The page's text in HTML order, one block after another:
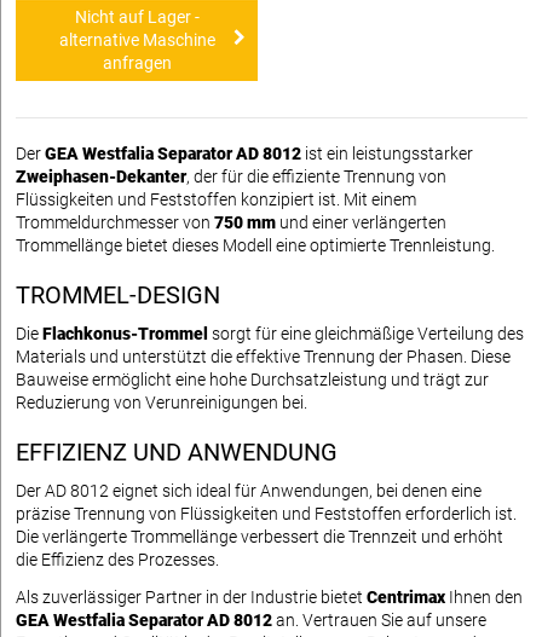
Nicht auf Lager -
alternative Maschine
anfragen
DerGEA Westfalia Separator AD 8012 ist ein leistungsstarker
Zweiphasen-Dekanter, der für die effiziente Trennung von
Flüssigkeiten und Feststoffen konzipiert ist. Mit einem
Trommeldurchmesser von 750 mm und einer verlängerten
Trommellänge bietet dieses Modell eine optimierte Trennleistung.
TROMMEL-DESIGN
DieFlachkonus-Trommel sorgt für eine gleichmäßige Verteilung des
Materials und unterstützt die effektive Trennung der Phasen. Diese
Bauweise ermöglicht eine hohe Durchsatzleistung und trägt zur
Reduzierung von Verunreinigungen bei.
EFFIZIENZ UND ANWENDUNG
Der AD 8012 eignet sich ideal für Anwendungen, bei denen eine
präzise Trennung von Flüssigkeiten und Feststoffen erforderlich ist.
Die verlängerte Trommellänge verbessert die Trennzeit und erhöht
die Effizienz des Prozesses.
Als zuverlässiger Partner in der Industrie bietet Centrimax Ihnen den
GEA Westfalia Separator AD 8012an. Vertrauen Sie auf unsere